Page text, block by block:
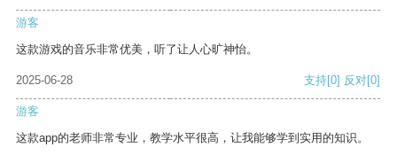
游客
这款游戏的音乐非常优美，听了让人心旷神怡。
2025-06-28 支持[0] 反对[0]
游客
这款app的老师非常专业，教学水平很高，让我能够学到实用的知识。